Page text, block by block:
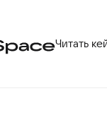
Читать